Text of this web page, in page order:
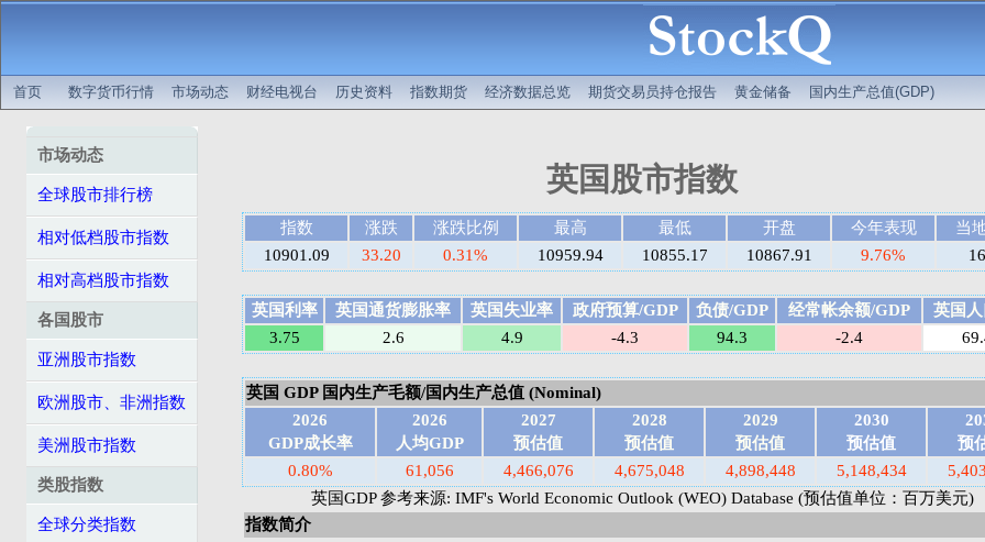
首页 数字货币行情 市场动态 财经电视台 历史资料 指数期货 经济数据总览 期货交易员持仓报告 黄金储备 国内生产总值(GDP)
市场动态
全球股市排行榜
相对低档股市指数
相对高档股市指数
各国股市
亚洲股市指数
欧洲股市、非洲指数
美洲股市指数
类股指数
全球分类指数
英国股市指数
指数 涨跌 涨跌比例 最高 最低 开盘 今年表现
当
10901.09
33.20 0.31% 10959.94 10855.17 10867.91 9.76%
英国利率 英国通货膨胀率 英国失业率 政府预算/GDP 负债/GDP 经常帐余额/GDP
英国
3.75
2.6 4.9 -4.3 94.3 -2.4
英国 GDP 国内生产毛额/国内生产总值 (Nominal)
2026
GDP成长率
2026
人均GDP
2027
预估值
2028
预估值
2029
预估值
2030
预估值
预
0.80%
61,056 4,466,076 4,675,048 4,898,448 5,148,434
英国GDP 参考来源: IMF's World Economic Outlook (WEO) Database (预估值单位：百万美元)
指数简介